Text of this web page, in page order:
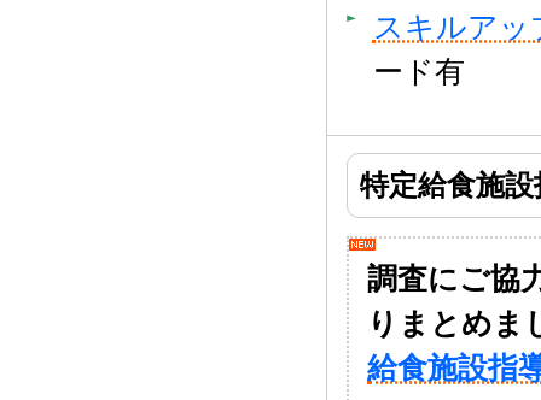
スキルアッ
ード有
特定給食施
調査にご協
りまとめま
給食施設指